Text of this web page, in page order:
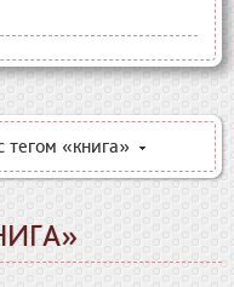
тегом «книга»